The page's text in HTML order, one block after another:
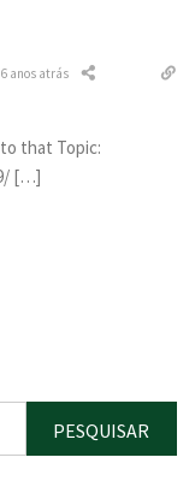
6 anos atrás
that Topic:
[…]